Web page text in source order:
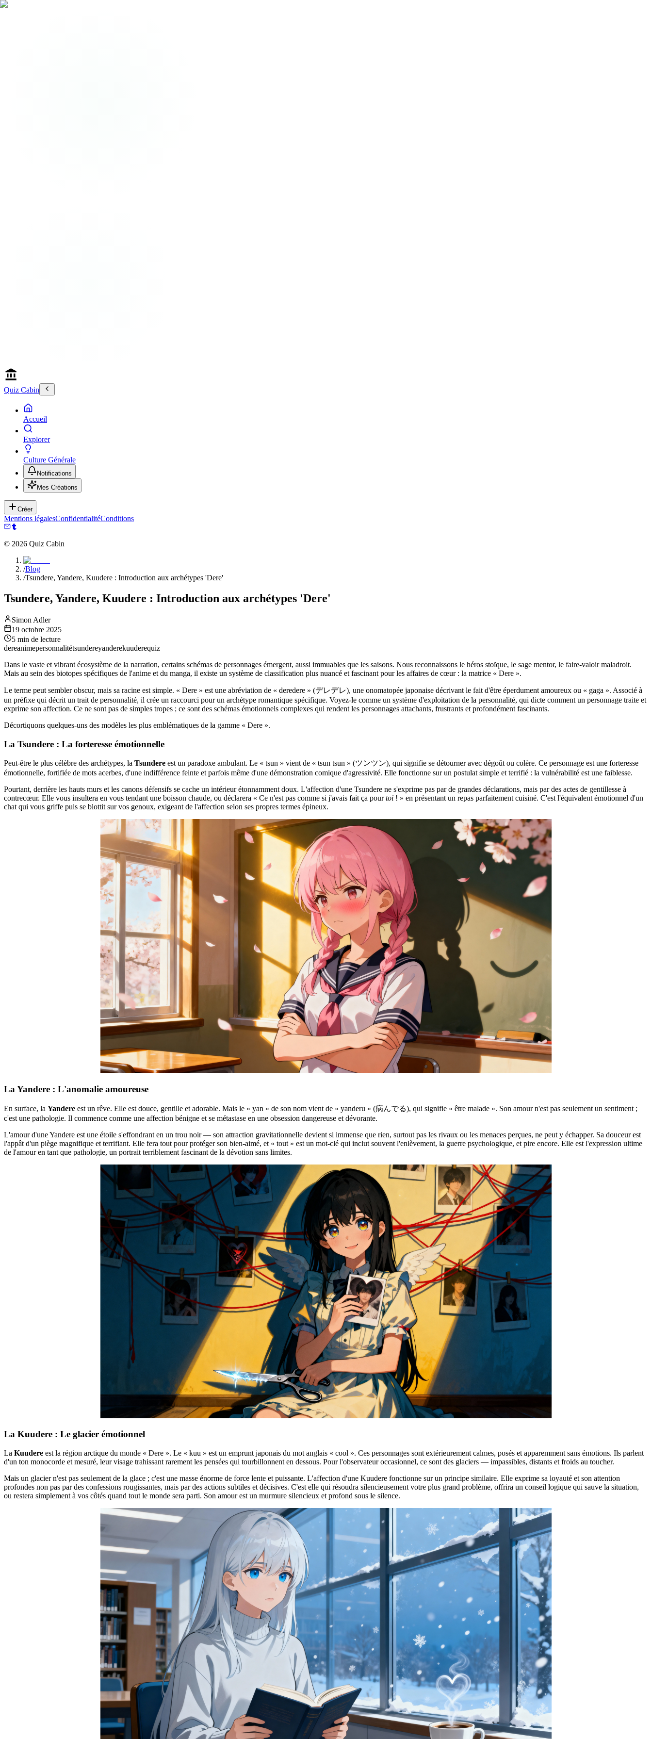
Quiz Cabin
Accueil
Explorer
Culture Générale
Notifications
Mes Créations
Créer
Mentions légalesConfidentialitéConditions
© 2026 Quiz Cabin
/Blog
/Tsundere, Yandere, Kuudere : Introduction aux archétypes 'Dere'
Tsundere, Yandere, Kuudere : Introduction aux archétypes 'Dere'
Simon Adler
19 octobre 2025
5 min de lecture
dereanimepersonnalitétsundereyanderekuuderequiz
Dans le vaste et vibrant écosystème de la narration, certains schémas de personnages émergent, aussi immuables que les saisons. Nous reconnaissons le héros stoïque, le sage mentor, le faire-valoir maladroit.
Mais au sein des biotopes spécifiques de l'anime et du manga, il existe un système de classification plus nuancé et fascinant pour les affaires de cœur : la matrice « Dere ».
Le terme peut sembler obscur, mais sa racine est simple. « Dere » est une abréviation de « deredere » (デレデレ), une onomatopée japonaise décrivant le fait d'être éperdument amoureux ou « gaga ». Associé à
un préfixe qui décrit un trait de personnalité, il crée un raccourci pour un archétype romantique spécifique. Voyez-le comme un système d'exploitation de la personnalité, qui dicte comment un personnage traite et
exprime son affection. Ce ne sont pas de simples tropes ; ce sont des schémas émotionnels complexes qui rendent les personnages attachants, frustrants et profondément fascinants.
Décortiquons quelques-uns des modèles les plus emblématiques de la gamme « Dere ».
La Tsundere : La forteresse émotionnelle
Peut-être le plus célèbre des archétypes, la Tsundere est un paradoxe ambulant. Le « tsun » vient de « tsun tsun » (ツンツン), qui signifie se détourner avec dégoût ou colère. Ce personnage est une forteresse
émotionnelle, fortifiée de mots acerbes, d'une indifférence feinte et parfois même d'une démonstration comique d'agressivité. Elle fonctionne sur un postulat simple et terrifié : la vulnérabilité est une faiblesse.
Pourtant, derrière les hauts murs et les canons défensifs se cache un intérieur étonnamment doux. L'affection d'une Tsundere ne s'exprime pas par de grandes déclarations, mais par des actes de gentillesse à
contrecœur. Elle vous insultera en vous tendant une boisson chaude, ou déclarera « Ce n'est pas comme si j'avais fait ça pourtoi ! » en présentant un repas parfaitement cuisiné. C'est l'équivalent émotionnel d'un
chat qui vous griffe puis se blottit sur vos genoux, exigeant de l'affection selon ses propres termes épineux.
La Yandere : L'anomalie amoureuse
En surface, la Yandere est un rêve. Elle est douce, gentille et adorable. Mais le « yan » de son nom vient de « yanderu » (病んでる), qui signifie « être malade ». Son amour n'est pas seulement un sentiment ;
c'est une pathologie. Il commence comme une affection bénigne et se métastase en une obsession dangereuse et dévorante.
L'amour d'une Yandere est une étoile s'effondrant en un trou noir — son attraction gravitationnelle devient si immense que rien, surtout pas les rivaux ou les menaces perçues, ne peut y échapper. Sa douceur est
l'appât d'un piège magnifique et terrifiant. Elle fera tout pour protéger son bien-aimé, et « tout » est un mot-clé qui inclut souvent l'enlèvement, la guerre psychologique, et pire encore. Elle est l'expression ultime
de l'amour en tant que pathologie, un portrait terriblement fascinant de la dévotion sans limites.
La Kuudere : Le glacier émotionnel
La Kuudere est la région arctique du monde « Dere ». Le « kuu » est un emprunt japonais du mot anglais « cool ». Ces personnages sont extérieurement calmes, posés et apparemment sans émotions. Ils parlent
d'un ton monocorde et mesuré, leur visage trahissant rarement les pensées qui tourbillonnent en dessous. Pour l'observateur occasionnel, ce sont des glaciers — impassibles, distants et froids au toucher.
Mais un glacier n'est pas seulement de la glace ; c'est une masse énorme de force lente et puissante. L'affection d'une Kuudere fonctionne sur un principe similaire. Elle exprime sa loyauté et son attention
profondes non pas par des confessions rougissantes, mais par des actions subtiles et décisives. C'est elle qui résoudra silencieusement votre plus grand problème, offrira un conseil logique qui sauve la situation,
ou restera simplement à vos côtés quand tout le monde sera parti. Son amour est un murmure silencieux et profond sous le silence.